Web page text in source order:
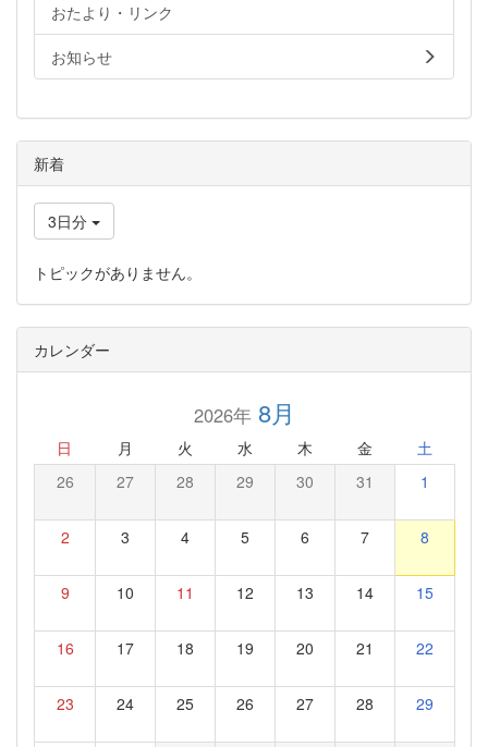
おたより・リンク
お知らせ
新着
3日分
トピックがありません。
カレンダー
2026年8月
日 月 火 水 木 金 土
26 27 28 29 30 31 1
2 3 4 5 6 7 8
9 10 11 12 13 14 15
16 17 18 19 20 21 22
23 24 25 26 27 28 29